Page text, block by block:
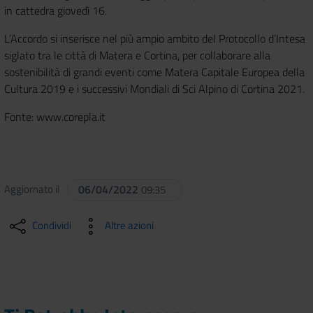
in cattedra giovedì 16.
L’Accordo si inserisce nel più ampio ambito del Protocollo d’Intesa
siglato tra le città di Matera e Cortina, per collaborare alla
sostenibilità di grandi eventi come Matera Capitale Europea della
Cultura 2019 e i successivi Mondiali di Sci Alpino di Cortina 2021.
Fonte: www.corepla.it
Aggiornato il 06/04/2022 09:35
Condividi Altre azioni